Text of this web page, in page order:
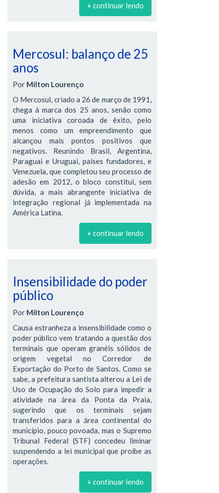
+ continuar lendo
Mercosul: balanço de 25
anos
Por Milton Lourenço
O Mercosul, criado a 26 de março de 1991,
chega à marca dos 25 anos, senão como
uma iniciativa coroada de êxito, pelo
menos como um empreendimento que
alcançou mais pontos positivos que
negativos. Reunindo Brasil, Argentina,
Paraguai e Uruguai, países fundadores, e
Venezuela, que completou seu processo de
adesão em 2012, o bloco constitui, sem
dúvida, a mais abrangente iniciativa de
integração regional já implementada na
América Latina.
+ continuar lendo
Insensibilidade do poder
público
Por Milton Lourenço
Causa estranheza a insensibilidade como o
poder público vem tratando a questão dos
terminais que operam granéis sólidos de
origem vegetal no Corredor de
Exportação do Porto de Santos. Como se
sabe, a prefeitura santista alterou a Lei de
Uso de Ocupação do Solo para impedir a
atividade na área da Ponta da Praia,
sugerindo que os terminais sejam
transferidos para a área continental do
município, pouco povoada, mas o Supremo
Tribunal Federal (STF) concedeu liminar
suspendendo a lei municipal que proíbe as
operações.
+ continuar lendo